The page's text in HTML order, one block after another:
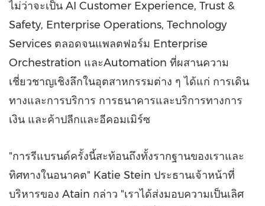
ไม่ว่าจะเป็น AI Customer Experience, Trust &
Safety, Enterprise Operations, Technology
Services ตลอดจนแพลตฟอร์ม Enterprise
Orchestration และAutomation ที่ผสานความ
เชี่ยวชาญเชิงลึกในอุตสาหกรรมต่าง ๆ ได้แก่ การเดิน
ทางและการบริการ การธนาคารและบริการทางการ
เงิน และค้าปลีกและอีคอมเมิร์ซ
"การรีแบรนด์ครั้งนี้สะท้อนถึงทั้งรากฐานของเราและ
ทิศทางในอนาคต" Katie Stein ประธานเจ้าหน้าที่
บริหารของ Atain กล่าว "เราได้ส่งมอบความเป็นเลิศ